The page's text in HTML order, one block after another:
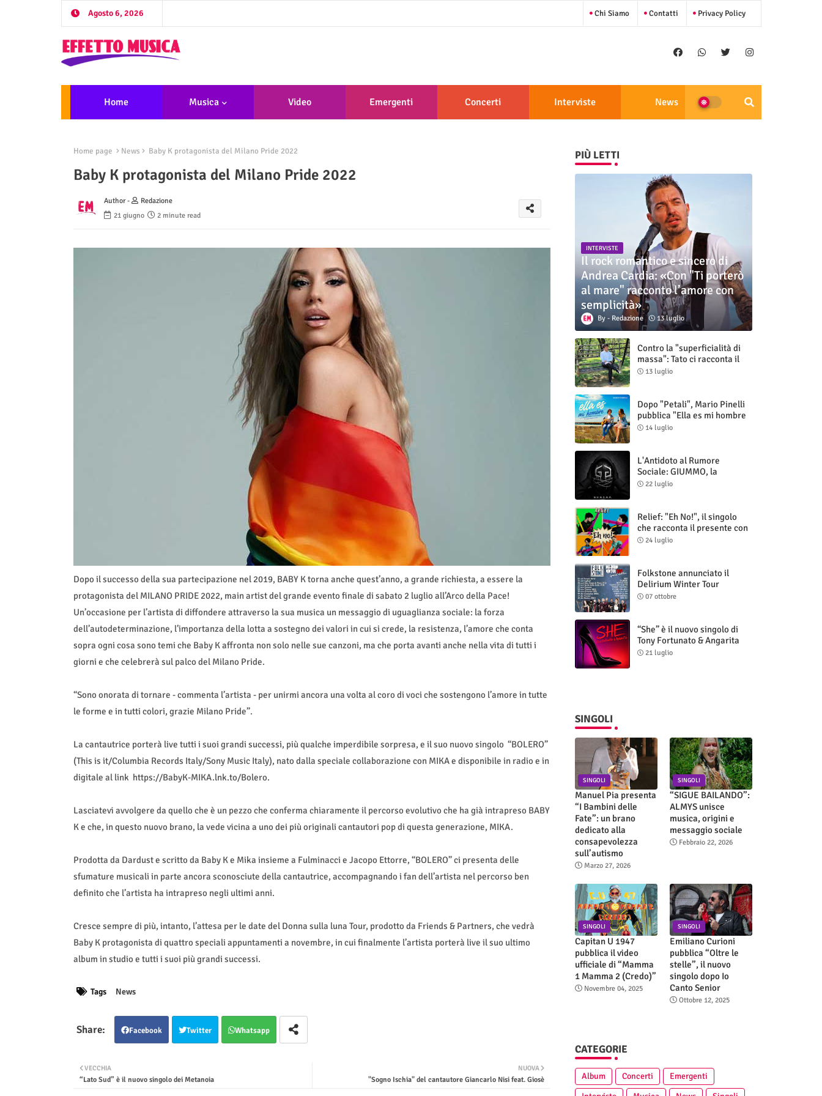
Agosto 6, 2026 Chi Siamo Contatti Privacy Policy
Home Musica Video Emergenti Concerti Interviste News
Home page News Baby K protagonista del Milano Pride 2022
Baby K protagonista del Milano Pride 2022
Author -
Redazione
21 giugno
2 minute read
Dopo il successo della sua partecipazione nel 2019, BABY K torna anche quest’anno, a grande richiesta, a essere la
protagonista del MILANO PRIDE 2022, main artist del grande evento finale di sabato 2 luglio all’Arco della Pace!
Un’occasione per l’artista di diffondere attraverso la sua musica un messaggio di uguaglianza sociale: la forza
dell’autodeterminazione, l’importanza della lotta a sostegno dei valori in cui si crede, la resistenza, l’amore che conta
sopra ogni cosa sono temi che Baby K affronta non solo nelle sue canzoni, ma che porta avanti anche nella vita di tutti i
giorni e che celebrerà sul palco del Milano Pride.
“Sono onorata di tornare - commenta l’artista - per unirmi ancora una volta al coro di voci che sostengono l’amore in tutte
le forme e in tutti colori, grazie Milano Pride”.
La cantautrice porterà live tutti i suoi grandi successi, più qualche imperdibile sorpresa, e il suo nuovo singolo “BOLERO”
(This is it/Columbia Records Italy/Sony Music Italy), nato dalla speciale collaborazione con MIKA e disponibile in radio e in
digitale al link https://BabyK-MIKA.lnk.to/Bolero.
Lasciatevi avvolgere da quello che è un pezzo che conferma chiaramente il percorso evolutivo che ha già intrapreso BABY
K e che, in questo nuovo brano, la vede vicina a uno dei più originali cantautori pop di questa generazione, MIKA.
Prodotta da Dardust e scritto da Baby K e Mika insieme a Fulminacci e Jacopo Ettorre, “BOLERO” ci presenta delle
sfumature musicali in parte ancora sconosciute della cantautrice, accompagnando i fan dell’artista nel percorso ben
definito che l’artista ha intrapreso negli ultimi anni.
Cresce sempre di più, intanto, l’attesa per le date del Donna sulla luna Tour, prodotto da Friends & Partners, che vedrà
Baby K protagonista di quattro speciali appuntamenti a novembre, in cui finalmente l’artista porterà live il suo ultimo
album in studio e tutti i suoi più grandi successi.
Tags News
Facebook Twitter Whatsapp
NUOVA
"Sogno Ischia" del cantautore Giancarlo Nisi feat. Giosè
VECCHIA
“Lato Sud” è il nuovo singolo dei Metanoia
PIÙ LETTI
INTERVISTE
Il rock romantico e sincero di
Andrea Cardia: «Con "Ti porterò
al mare" racconto l’amore con
semplicità»
Redazione 13 luglio
Contro la "superficialità di
massa": Tato ci racconta il
nuovo singolo "Vuoti digitali"
13 luglio
Dopo "Petali", Mario Pinelli
pubblica "Ella es mi hombre
(Il mio uomo è lei)"
14 luglio
L'Antidoto al Rumore
Sociale: GIUMMO, la
Maschera e la Cruda Verità
22 luglio
Relief: "Eh No!", il singolo
che racconta il presente con
ironia e autenticità
24 luglio
Folkstone annunciato il
Delirium Winter Tour
(Special Edition)
07 ottobre
“She” è il nuovo singolo di
Tony Fortunato & Angarita
21 luglio
SINGOLI
SINGOLI
Manuel Pia presenta
“I Bambini delle
Fate”: un brano
dedicato alla
consapevolezza
sull’autismo
Marzo 27, 2026
SINGOLI
“SIGUE BAILANDO”:
ALMYS unisce
musica, origini e
messaggio sociale
Febbraio 22, 2026
SINGOLI
Capitan U 1947
pubblica il video
ufficiale di “Mamma
1 Mamma 2 (Credo)”
Novembre 04, 2025
SINGOLI
Emiliano Curioni
pubblica “Oltre le
stelle”, il nuovo
singolo dopo Io
Canto Senior
Ottobre 12, 2025
CATEGORIE
Album Concerti
Emergenti